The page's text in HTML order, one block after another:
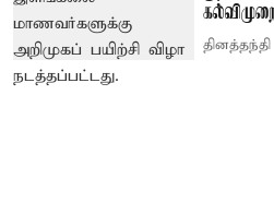
தினத்தந்தி